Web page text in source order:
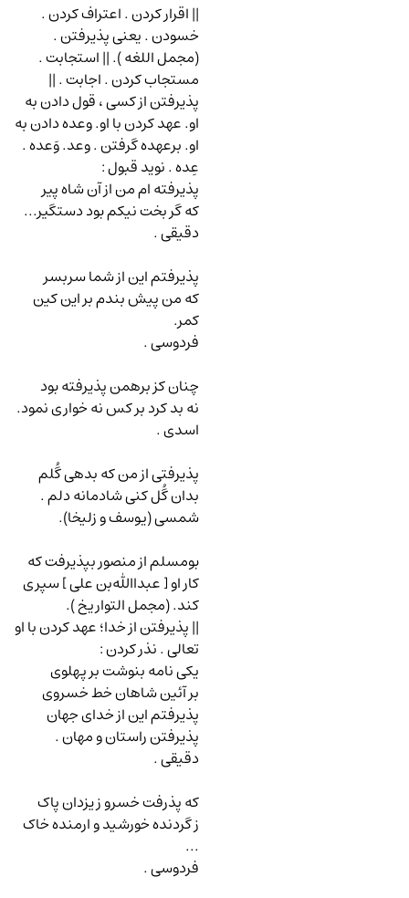
|| اقرار کردن . اعتراف کردن .
خسودن . یعنی پذیرفتن .
(مجمل اللغه ). || استجابت .
مستجاب کردن . اجابت . ||
پذیرفتن از کسی ، قول دادن به
او. عهد کردن با او. وعده دادن به
او. برعهده گرفتن . وعد. وَعده .
عِده . نوید قبول:
پذیرفته ام من از آن شاه پیر
که گر بخت نیکم بود دستگیر...
دقیقی .
پذیرفتم این از شما سربسر
که من پیش بندم بر این کین
کمر.
فردوسی .
چنان کز برهمن پذیرفته بود
نه بد کرد بر کس نه خواری نمود.
اسدی .
پذیرفتی از من که بدهی گُلم
بدان گُل کنی شادمانه دلم .
شمسی (یوسف و زلیخا).
بومسلم از منصور بپذیرفت که
کار او [ عبداﷲبن علی ] سپری
کند. (مجمل التواریخ ).
|| پذیرفتن از خدا؛ عهد کردن با او
تعالی . نذر کردن:
یکی نامه بنوشت بر پهلوی
بر آئین شاهان خط خسروی
پذیرفتم این از خدای جهان
پذیرفتن راستان و مهان .
دقیقی .
که پذرفت خسرو ز یزدان پاک
ز گردنده خورشید و ارمنده خاک
...
فردوسی .